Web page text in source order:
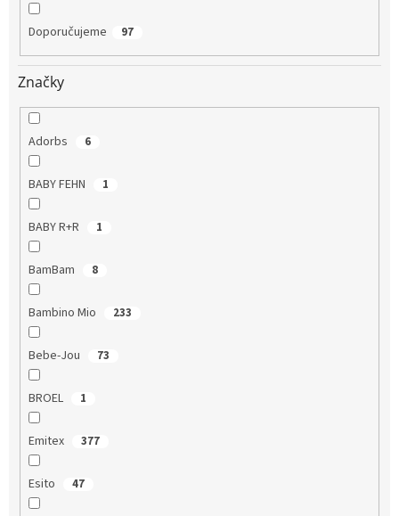
Doporučujeme 97
Značky
Adorbs 6
BABY FEHN 1
BABY R+R 1
BamBam 8
Bambino Mio 233
Bebe-Jou 73
BROEL 1
Emitex 377
Esito 47